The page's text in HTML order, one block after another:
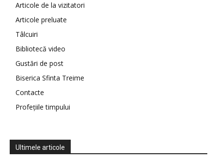
Articole de la vizitatori
Articole preluate
Tâlcuiri
Bibliotecă video
Gustări de post
Biserica Sfinta Treime
Contacte
Profețiile timpului
Ultimele articole